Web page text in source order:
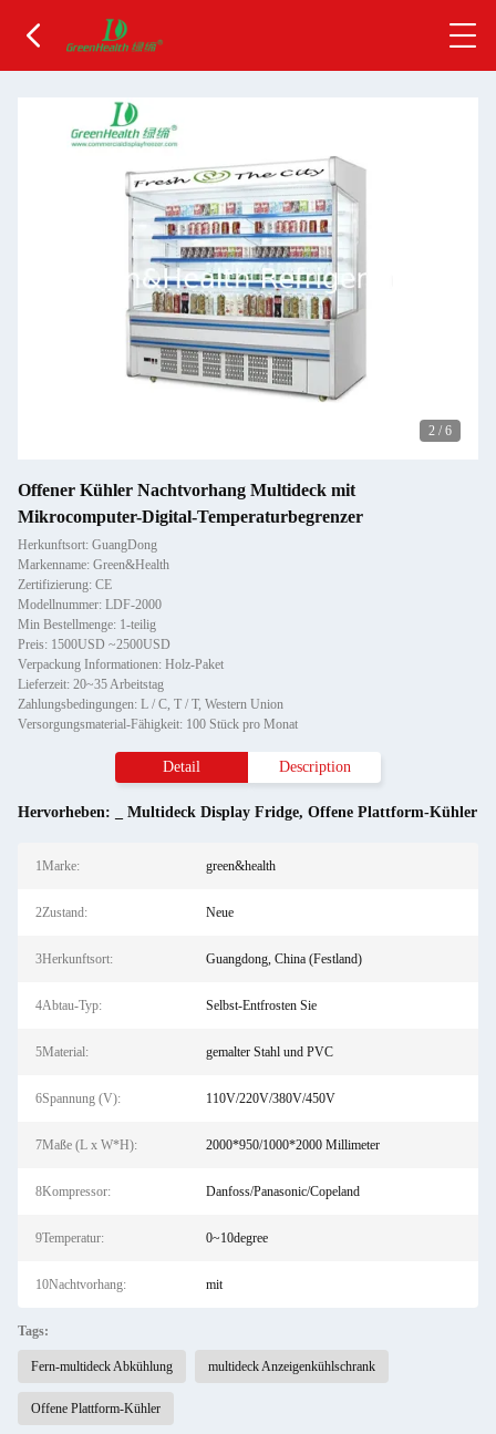
2 / 6
Offener Kühler Nachtvorhang Multideck mit
Mikrocomputer-Digital-Temperaturbegrenzer
Herkunftsort: GuangDong
Markenname: Green&Health
Zertifizierung: CE
Modellnummer: LDF-2000
Min Bestellmenge: 1-teilig
Preis: 1500USD ~2500USD
Verpackung Informationen: Holz-Paket
Lieferzeit: 20~35 Arbeitstag
Zahlungsbedingungen: L / C, T / T, Western Union
Versorgungsmaterial-Fähigkeit: 100 Stück pro Monat
Detail Description
Hervorheben: _ Multideck Display Fridge, Offene Plattform-Kühler
1Marke: green&health
2Zustand: Neue
3Herkunftsort: Guangdong, China (Festland)
4Abtau-Typ: Selbst-Entfrosten Sie
5Material: gemalter Stahl und PVC
6Spannung (V): 110V/220V/380V/450V
7Maße (L x W*H): 2000*950/1000*2000 Millimeter
8Kompressor: Danfoss/Panasonic/Copeland
9Temperatur: 0~10degree
10Nachtvorhang: mit
Tags:
Fern-multideck Abkühlung multideck Anzeigenkühlschrank
Offene Plattform-Kühler